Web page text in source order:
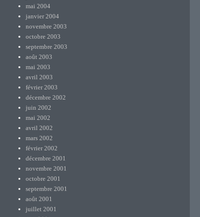
mai 2004
janvier 2004
novembre 2003
octobre 2003
septembre 2003
août 2003
mai 2003
avril 2003
février 2003
décembre 2002
juin 2002
mai 2002
avril 2002
mars 2002
février 2002
décembre 2001
novembre 2001
octobre 2001
septembre 2001
août 2001
juillet 2001